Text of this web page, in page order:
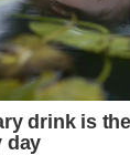
bawah
Tun,
dipandu
ke arah
sejahtera